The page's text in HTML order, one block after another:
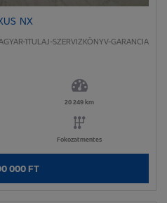
NX
1TULAJ-SZERVIZKÖNYV-GARANCIA
20 249 km
Fokozatmentes
000 FT